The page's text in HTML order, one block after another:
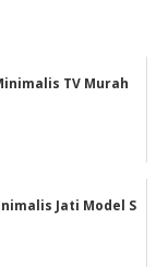
TV Murah
Jati Model S